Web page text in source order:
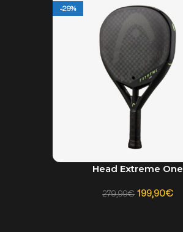
-29%
AÑADIR AL CARRITOHead Extreme One
279,99€ 199,90€